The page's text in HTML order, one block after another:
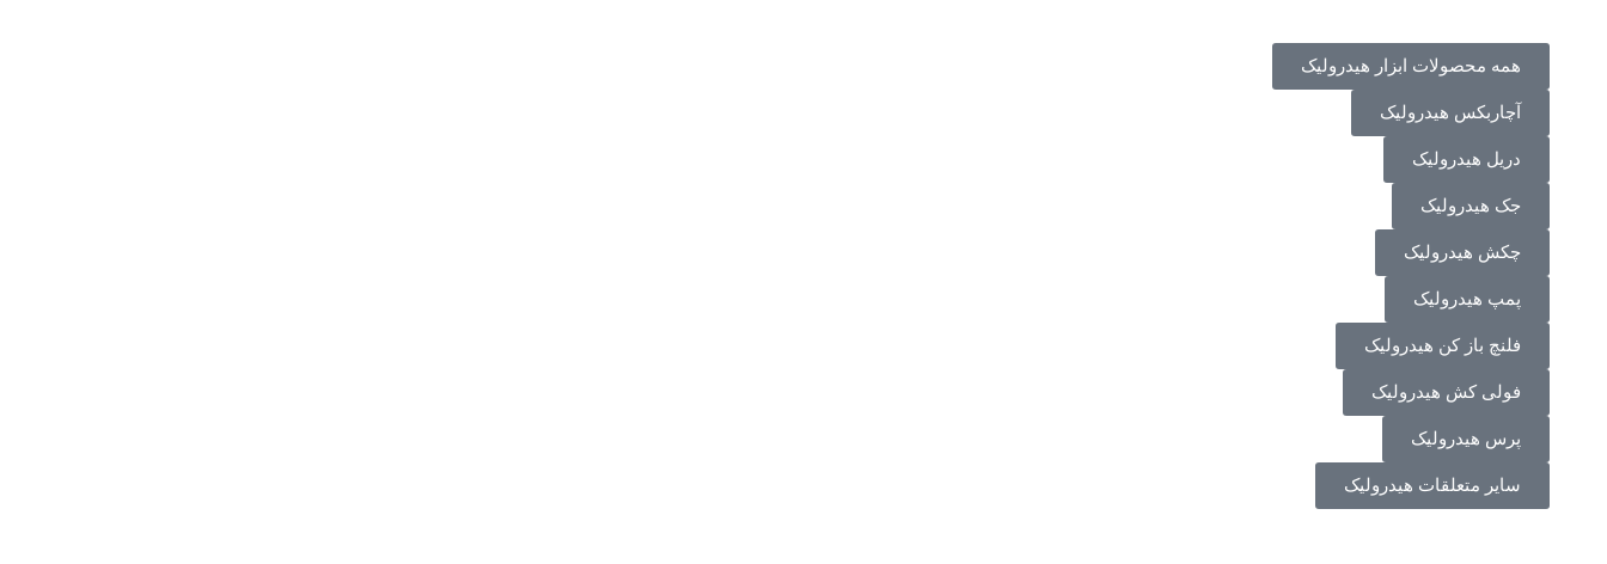
همه محصولات ابزار هیدرولیک
آچاربکس هیدرولیک
دریل هیدرولیک
جک هیدرولیک
چکش هیدرولیک
پمپ هیدرولیک
فلنچ باز کن هیدرولیک
فولی کش هیدرولیک
پرس هیدرولیک
سایر متعلقات هیدرولیک